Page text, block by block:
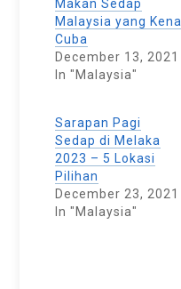
Makan Sedap
Malaysia yang Kena
Cuba
December 13, 2021
In "Malaysia"
Sarapan Pagi
Sedap di Melaka
2023 – 5 Lokasi
Pilihan
December 23, 2021
In "Malaysia"